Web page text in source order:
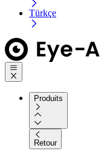
Türkçe
Produits
Retour